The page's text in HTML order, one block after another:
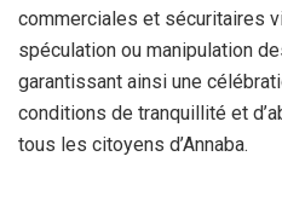
commerciales et sécuritaires
spéculation ou manipulation
garantissant ainsi une
conditions de tranquillité et
tous les citoyens d’Annaba.